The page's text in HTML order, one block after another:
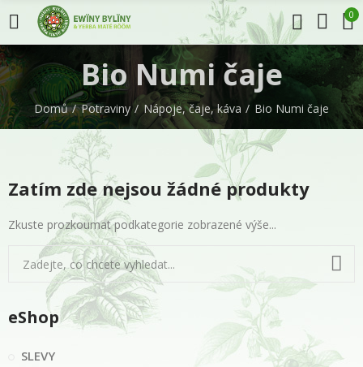
0
Bio Numi čaje
Domů Potraviny Nápoje, čaje, káva Bio Numi čaje
Zatím zde nejsou žádné produkty
Zkuste prozkoumat podkategorie zobrazené výše...
eShop
SLEVY